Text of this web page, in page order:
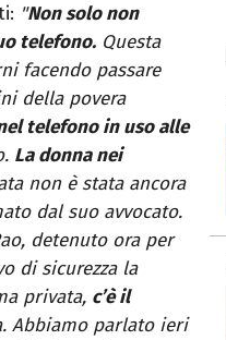
"Non solo non
telefono. Questa
facendo passare
della povera
telefono in uso alle
La donna nei
non è stata ancora
dal suo avvocato.
detenuto ora per
di sicurezza la
privata, c’è il
Abbiamo parlato ieri